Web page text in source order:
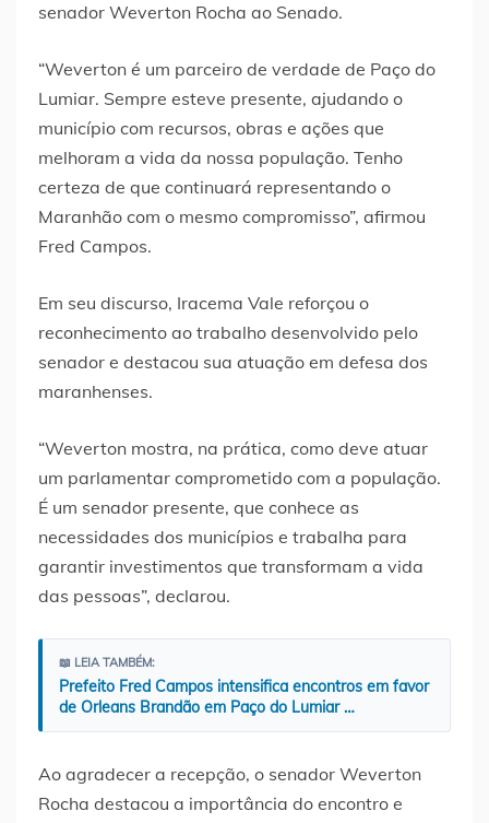
senador Weverton Rocha ao Senado.
“Weverton é um parceiro de verdade de Paço do
Lumiar. Sempre esteve presente, ajudando o
município com recursos, obras e ações que
melhoram a vida da nossa população. Tenho
certeza de que continuará representando o
Maranhão com o mesmo compromisso”, afirmou
Fred Campos.
Em seu discurso, Iracema Vale reforçou o
reconhecimento ao trabalho desenvolvido pelo
senador e destacou sua atuação em defesa dos
maranhenses.
“Weverton mostra, na prática, como deve atuar
um parlamentar comprometido com a população.
É um senador presente, que conhece as
necessidades dos municípios e trabalha para
garantir investimentos que transformam a vida
das pessoas”, declarou.
📖 LEIA TAMBÉM:
Prefeito Fred Campos intensifica encontros em favor
de Orleans Brandão em Paço do Lumiar …
Ao agradecer a recepção, o senador Weverton
Rocha destacou a importância do encontro e